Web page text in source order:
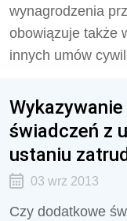
wynagrodzenia
obowiązuje także
innych umów
świadczeń z
ustaniu
03 wrz 2013
Czy dodatkowe